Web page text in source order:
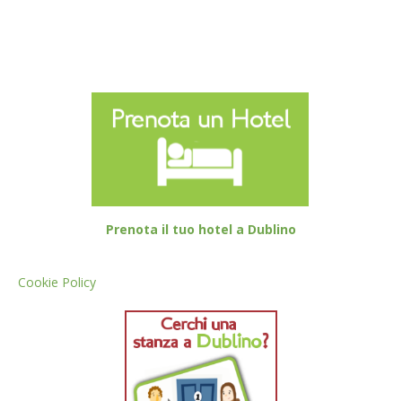
Prenota il tuo hotel a Dublino
Cookie Policy